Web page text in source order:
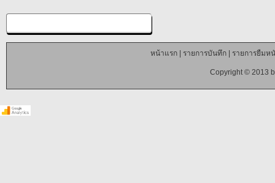
หน้าแรก| รายการบันทึก| รายการยืมห
Copyright © 2013